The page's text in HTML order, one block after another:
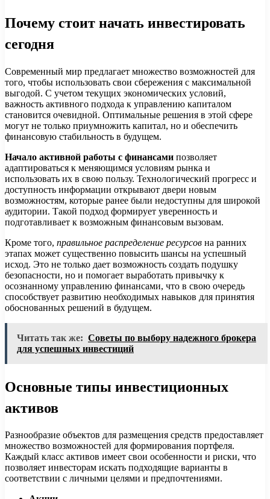
Почему стоит начать инвестировать
сегодня
Современный мир предлагает множество возможностей для
того, чтобы использовать свои сбережения с максимальной
выгодой. С учетом текущих экономических условий,
важность активного подхода к управлению капиталом
становится очевидной. Оптимальные решения в этой сфере
могут не только приумножить капитал, но и обеспечить
финансовую стабильность в будущем.
Начало активной работы с финансами позволяет
адаптироваться к меняющимся условиям рынка и
использовать их в свою пользу. Технологический прогресс и
доступность информации открывают двери новым
возможностям, которые ранее были недоступны для широкой
аудитории. Такой подход формирует уверенность и
подготавливает к возможным финансовым вызовам.
Кроме того, правильное распределение ресурсов на ранних
этапах может существенно повысить шансы на успешный
исход. Это не только дает возможность создать подушку
безопасности, но и помогает выработать привычку к
осознанному управлению финансами, что в свою очередь
способствует развитию необходимых навыков для принятия
обоснованных решений в будущем.
Читать так же: Советы по выбору надежного брокера
для успешных инвестиций
Основные типы инвестиционных
активов
Разнообразие объектов для размещения средств предоставляет
множество возможностей для формирования портфеля.
Каждый класс активов имеет свои особенности и риски, что
позволяет инвесторам искать подходящие варианты в
соответствии с личными целями и предпочтениями.